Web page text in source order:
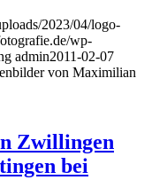
2023/04/logo-
wp-
admin2011-02-07
von Maximilian
Zwillingen
bei